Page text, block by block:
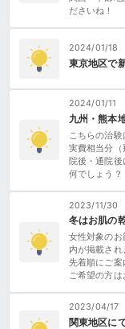
ださいね！
2024/01/18
東京地区で
2024/01/11
九州・熊本
こちらの治
実費相当分（
院後・通院後
何でしょう？
2023/11/30
冬はお肌の
女性対象のお
内が掲載され
先着順にご案
ご希望の方は
2023/04/17
関東地区に